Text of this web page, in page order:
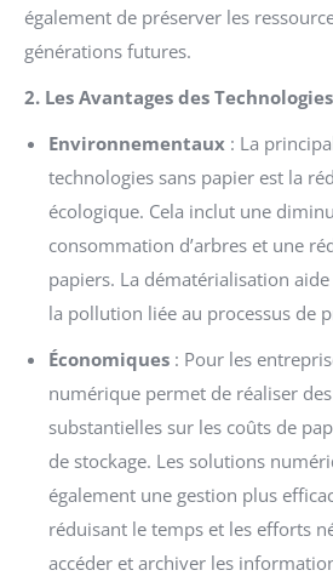
également de préserver les
générations futures.
2. Les Avantages des
Environnementaux : La
technologies sans papier est la
écologique. Cela inclut une
consommation d’arbres et une
papiers. La dématérialisation
la pollution liée au processus de
Économiques : Pour les
numérique permet de réaliser
substantielles sur les coûts de
de stockage. Les solutions
également une gestion plus
réduisant le temps et les efforts
accéder et archiver les